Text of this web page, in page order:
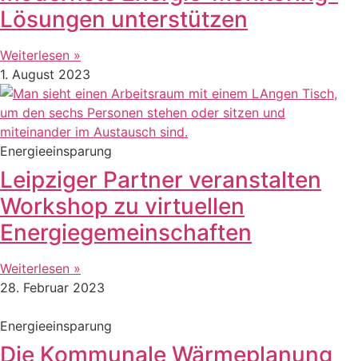
Lösungen unterstützen
Weiterlesen »
1. August 2023
Energieeinsparung
Leipziger Partner veranstalten
Workshop zu virtuellen
Energiegemeinschaften
Weiterlesen »
28. Februar 2023
Energieeinsparung
Die Kommunale Wärmeplanung